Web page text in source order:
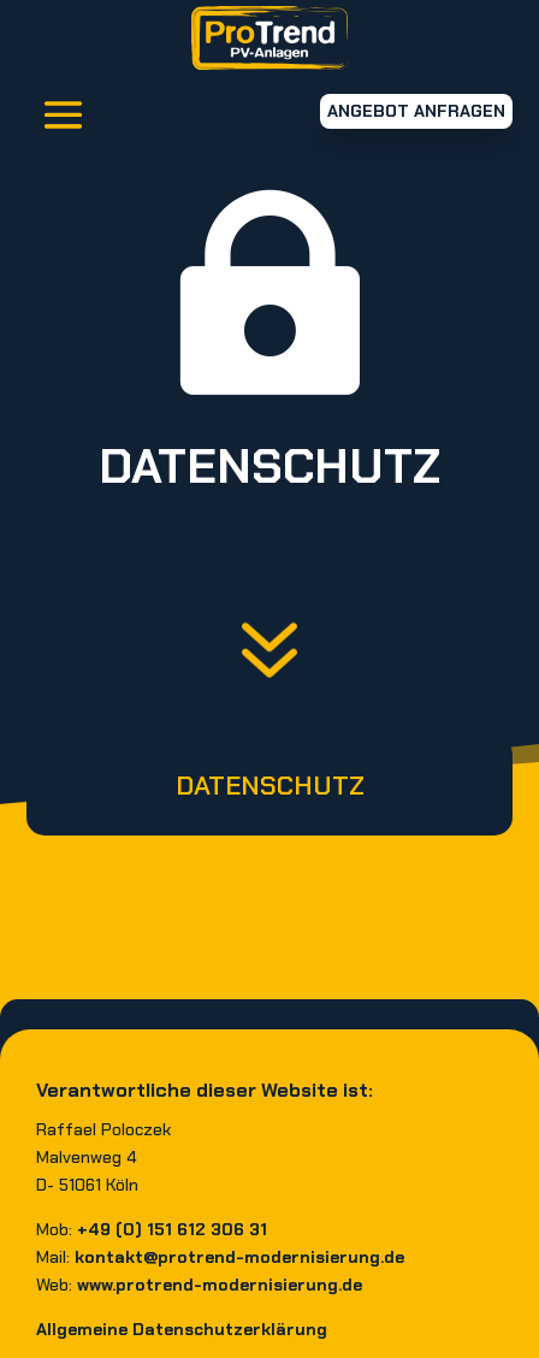
ANGEBOT ANFRAGEN

DATENSCHUTZ
7
DATENSCHUTZ
Verantwortliche dieser Website ist:
Raffael Poloczek
Malvenweg 4
D- 51061 Köln
Mob: +49 (0) 151 612 306 31
Mail: kontakt@protrend-modernisierung.de
Web: www.protrend-modernisierung.de
Allgemeine Datenschutzerklärung